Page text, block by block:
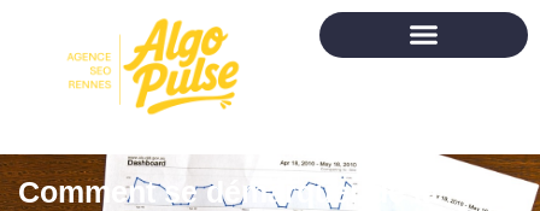
Comment se démarquer de la